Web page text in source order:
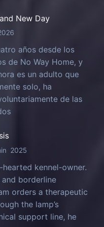
New Day
años desde los
de No Way Home, y
es un adulto que
solo, ha
de las
2025
kennel-owner.
borderline
orders a therapeutic
the lamp’s
support line, he